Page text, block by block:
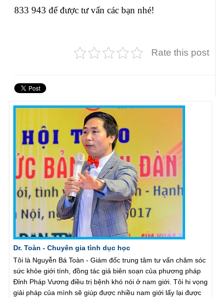
833 943 để được tư vấn các bạn nhé!
Rate this post
Dr. Toàn - Chuyên gia tình dục học
Tôi là Nguyễn Bá Toàn - Giám đốc trung tâm tư vấn chăm sóc
sức khỏe giới tính, đồng tác giả biên soạn của phương pháp
Đỉnh Pháp Vương điều trị bệnh khó nói ở nam giới. Tôi hi vọng
giải pháp của mình sẽ giúp được nhiều nam giới lấy lại được